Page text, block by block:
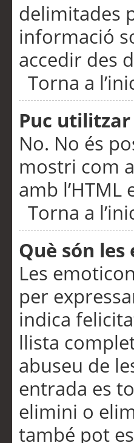
delimitades
informació
accedir des
Torna a
Puc utilitzar
No. No és
mostri com
amb
Torna a
Què són les
Les
per
indica
llista
abuseu de
entrada es
elimini o
també pot